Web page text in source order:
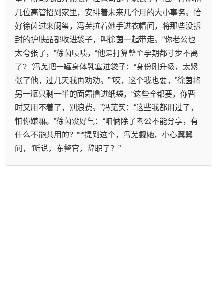
几位高管招到家里，安排着未来几个月的大小事务。恰
好徐茵过来阑玺，冯芜拉着她手进衣帽间，将那些没拆
封的护肤品都收进袋子，叫徐茵一起带走。“你老公也
太夸张了，”徐茵啧啧，“他是打算整个孕期都寸步不离
了？”冯芜把一罐身体乳塞进袋子：“身份刚升级，太紧
张了他，过几天我再劝劝。”“哎，这个我也要，”徐茵将
另一瓶只剩一半的面霜撸进纸袋，“这些全都要，你暂
时又用不着了，别浪费。”冯芜笑：“这些我都用过了，
怕你嫌嘛。”徐茵没好气：“咱俩除了老公不能分享，有
什么不能共用的？”“”提到这个，冯芜觑她，小心翼翼
问，“听说，东警官，辞职了？”